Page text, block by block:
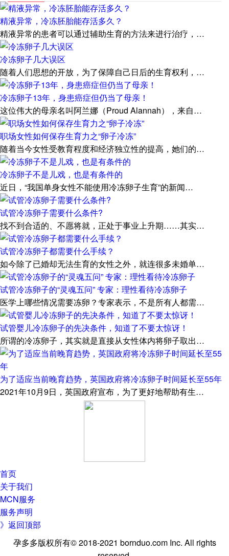
精液异常，冷冻胚胎能存活多久？
精液异常的患者可以通过辅助生育的方法来进行治疗，…
冷冻卵子几大误区
随着人们思想的开放，为了保障自己日后的生育权利，…
冷冻卵子13年，身患癌症但仍当了母亲！
这位伟大的母亲名叫阿兰娜（Proud Alannah），来自…
职场女性如何保存生育力之“卵子冷冻”
随着当今女性受教育程度和经济独立性的提高，她们的…
冷冻卵子不是儿戏，也是有条件的
近日，“我国单身女性不能使用冷冻卵子生育”的新闻…
试管冷冻卵子需要什么条件?
找不到合适的、不愿将就，正处于事业上升期……其实…
试管冷冻卵子都需要什么手续？
如今除了已婚却无法生育的女性之外，就连很多未婚单…
试管冷冻卵子的“灵魂五问” 专家：理性看待冷冻卵子
医学上哪些情况需要冻卵？专家表示，不是所有人都需…
试管婴儿冷冻卵子的先决条件，知道了不要太惊讶！
所谓的冷冻卵子，其实就是直接从女性体内将卵子取出…
为了适应当前晚育趋势，英国政府将冷冻卵子时间延长至55年
2021年10月9日，英国政府宣布，为了更好地帮助有生…
首页
关于我们
MCN服务
服务声明
》返回顶部
孕多多版权所有© 2018-2021 bornduo.com Inc. All rights